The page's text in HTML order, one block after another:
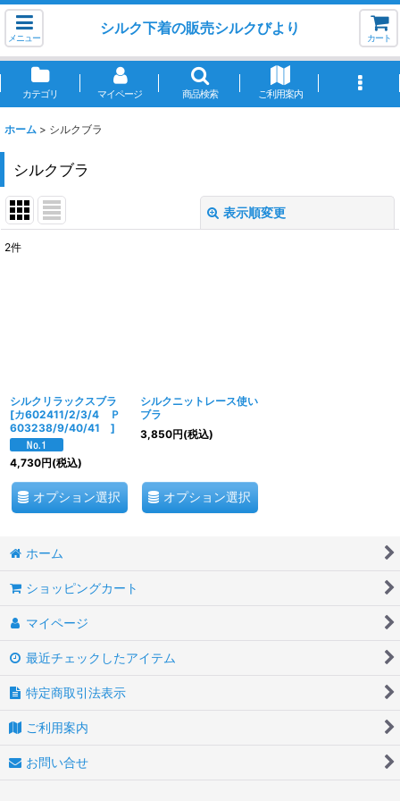
メニュー
シルク下着の販売シルクびより
カート
カテゴリ マイページ 商品検索 ご利用案内
ホーム > シルクブラ
シルクブラ
表示順変更
2件
シルクリラックスブラ
[カ602411/2/3/4 Ｐ
603238/9/40/41 ]
4,730円(税込)
オプション選択
シルクニットレース使い
ブラ
3,850円(税込)
オプション選択
ホーム
ショッピングカート
マイページ
最近チェックしたアイテム
特定商取引法表示
ご利用案内
お問い合せ